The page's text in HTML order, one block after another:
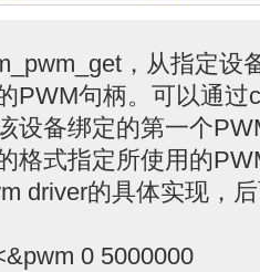
，从指定设
PWM句柄。可以通过
设备绑定的第一个
格式指定所使用的
driver的具体实现，
0 5000000